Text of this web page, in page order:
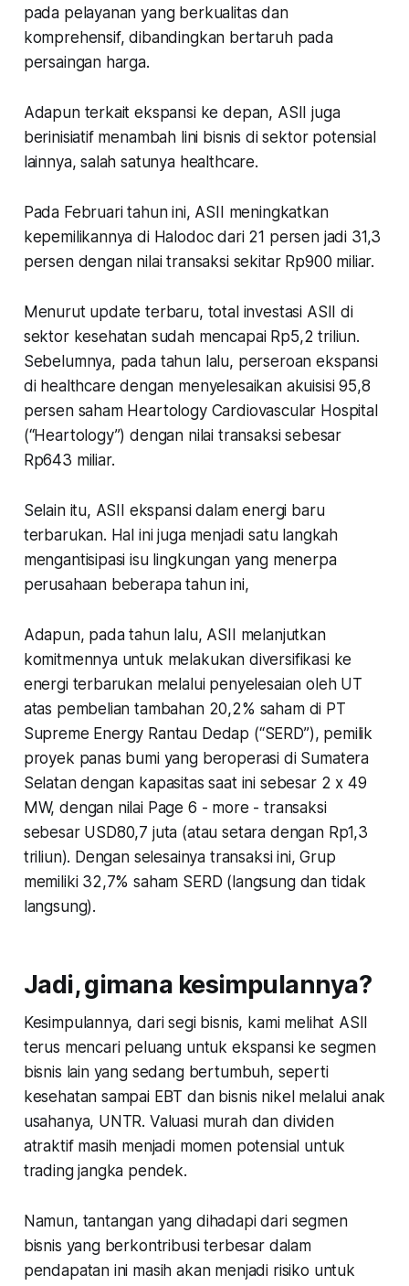
pada pelayanan yang berkualitas dan
komprehensif, dibandingkan bertaruh pada
persaingan harga.
Adapun terkait ekspansi ke depan, ASII juga
berinisiatif menambah lini bisnis di sektor potensial
lainnya, salah satunya healthcare.
Pada Februari tahun ini, ASII meningkatkan
kepemilikannya di Halodoc dari 21 persen jadi 31,3
persen dengan nilai transaksi sekitar Rp900 miliar.
Menurut update terbaru, total investasi ASII di
sektor kesehatan sudah mencapai Rp5,2 triliun.
Sebelumnya, pada tahun lalu, perseroan ekspansi
di healthcare dengan menyelesaikan akuisisi 95,8
persen saham Heartology Cardiovascular Hospital
(“Heartology”) dengan nilai transaksi sebesar
Rp643 miliar.
Selain itu, ASII ekspansi dalam energi baru
terbarukan. Hal ini juga menjadi satu langkah
mengantisipasi isu lingkungan yang menerpa
perusahaan beberapa tahun ini,
Adapun, pada tahun lalu, ASII melanjutkan
komitmennya untuk melakukan diversifikasi ke
energi terbarukan melalui penyelesaian oleh UT
atas pembelian tambahan 20,2% saham di PT
Supreme Energy Rantau Dedap (“SERD”), pemilik
proyek panas bumi yang beroperasi di Sumatera
Selatan dengan kapasitas saat ini sebesar 2 x 49
MW, dengan nilai Page 6 - more - transaksi
sebesar USD80,7 juta (atau setara dengan Rp1,3
triliun). Dengan selesainya transaksi ini, Grup
memiliki 32,7% saham SERD (langsung dan tidak
langsung).
Jadi, gimana kesimpulannya?
Kesimpulannya, dari segi bisnis, kami melihat ASII
terus mencari peluang untuk ekspansi ke segmen
bisnis lain yang sedang bertumbuh, seperti
kesehatan sampai EBT dan bisnis nikel melalui anak
usahanya, UNTR. Valuasi murah dan dividen
atraktif masih menjadi momen potensial untuk
trading jangka pendek.
Namun, tantangan yang dihadapi dari segmen
bisnis yang berkontribusi terbesar dalam
pendapatan ini masih akan menjadi risiko untuk